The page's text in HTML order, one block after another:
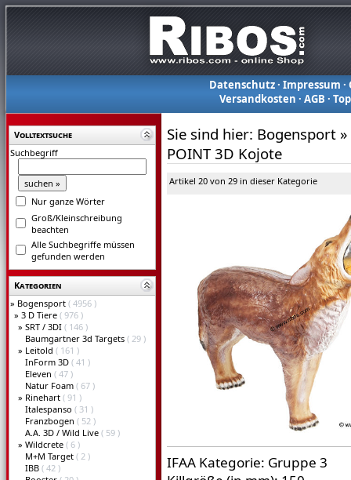
Datenschutz· Impressum ·
Versandkosten ·AGB ·
Volltextsuche
Suchbegriff
Nur ganze Wörter
Groß/Kleinschreibung
beachten
Alle Suchbegriffe müssen
gefunden werden
Kategorien
» Bogensport ( 4956 )
» 3 D Tiere ( 976 )
» SRT / 3DI ( 146 )
Baumgartner 3d Targets ( 29 )
» Leitold ( 161 )
InForm 3D ( 41 )
Eleven ( 47 )
Natur Foam ( 67 )
» Rinehart ( 91 )
Italespanso ( 31 )
Franzbogen ( 52 )
A.A. 3D / Wild Live ( 59 )
» Wildcrete ( 6 )
M+M Target ( 2 )
IBB ( 42 )
Sie sind hier: Bogensport »
POINT 3D Kojote
Artikel 20 von 29 in dieser Kategorie
IFAA Kategorie: Gruppe 3